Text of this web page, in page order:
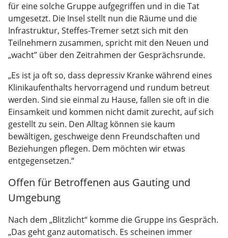
für eine solche Gruppe aufgegriffen und in die Tat
umgesetzt. Die Insel stellt nun die Räume und die
Infrastruktur, Steffes-Tremer setzt sich mit den
Teilnehmern zusammen, spricht mit den Neuen und
„wacht” über den Zeitrahmen der Gesprächsrunde.
„Es ist ja oft so, dass depressiv Kranke während eines
Klinikaufenthalts hervorragend und rundum betreut
werden. Sind sie einmal zu Hause, fallen sie oft in die
Einsamkeit und kommen nicht damit zurecht, auf sich
gestellt zu sein. Den Alltag können sie kaum
bewältigen, geschweige denn Freundschaften und
Beziehungen pflegen. Dem möchten wir etwas
entgegensetzen.“
Offen für Betroffenen aus Gauting und
Umgebung
Nach dem „Blitzlicht“ komme die Gruppe ins Gespräch.
„Das geht ganz automatisch. Es scheinen immer